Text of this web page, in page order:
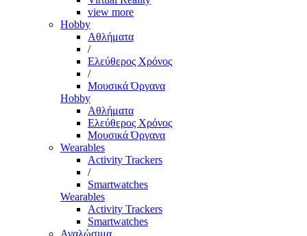
view more
Hobby
Αθλήματα
/
Ελεύθερος Χρόνος
/
Μουσικά Όργανα
Hobby
Αθλήματα
Ελεύθερος Χρόνος
Μουσικά Όργανα
Wearables
Activity Trackers
/
Smartwatches
Wearables
Activity Trackers
Smartwatches
Αναλώσιμα